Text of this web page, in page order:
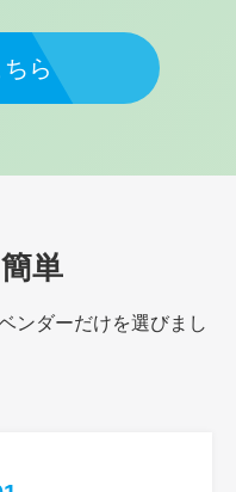
ら
単
ンダーだけを選びまし